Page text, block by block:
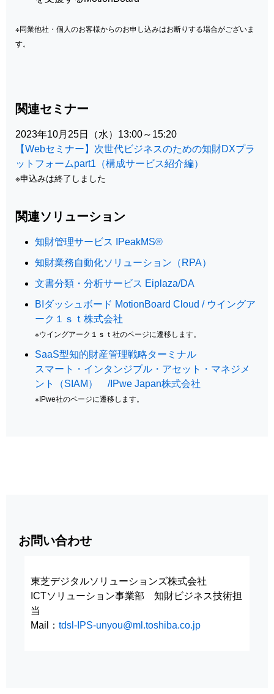
※同業他社・個人のお客様からのお申し込みはお断りする場合がございま
す。
関連セミナー
2023年10月25日（水）13:00～15:20
【Webセミナー】次世代ビジネスのための知財DXプラ
ットフォームpart1（構成サービス紹介編）
※申込みは終了しました
関連ソリューション
知財管理サービス IPeakMS®
知財業務自動化ソリューション（RPA）
文書分類・分析サービス Eiplaza/DA
BIダッシュボード MotionBoard Cloud / ウイングア
ーク１ｓｔ株式会社
※ウイングアーク１ｓｔ社のページに遷移します。
SaaS型知的財産管理戦略ターミナル
スマート・インタンジブル・アセット・マネジメ
ント（SIAM） /IPwe Japan株式会社
※IPwe社のページに遷移します。
お問い合わせ
東芝デジタルソリューションズ株式会社
ICTソリューション事業部 知財ビジネス技術担
当
Mail： tdsl-IPS-unyou@ml.toshiba.co.jp